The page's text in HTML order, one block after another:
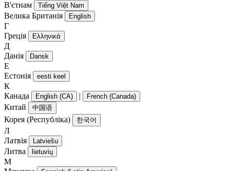
В'єтнам
Tiếng Việt Nam
Велика Британія English
Г
Греція
Ελληνικά
Д
Данія
Dansk
Е
Естонія
eesti keel
К
Канада
English (CA) | French (Canada)
Китай 中国语
Корея (Республіка) 한국어
Л
Латвія
Latviešu
Литва lietuvių
М